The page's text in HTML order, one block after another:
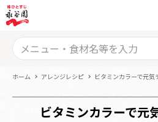
ホーム アレンジレシピ ビタミンカラーで元
ビタミンカラーで元